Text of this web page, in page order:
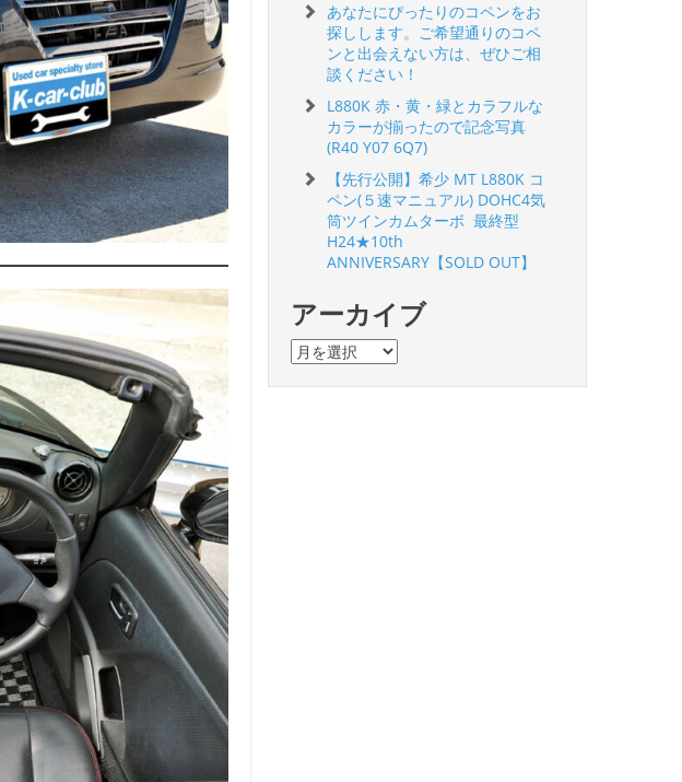
あなたにぴったりのコペンをお
探しします。ご希望通りのコペ
ンと出会えない方は、ぜひご相
談ください！
L880K 赤・黄・緑とカラフルな
カラーが揃ったので記念写真
(R40 Y07 6Q7)
【先行公開】希少 MT L880K コ
ペン(５速マニュアル) DOHC4気
筒ツインカムターボ 最終型
H24★10th
ANNIVERSARY【SOLD OUT】
アーカイブ
ア
ー
カ